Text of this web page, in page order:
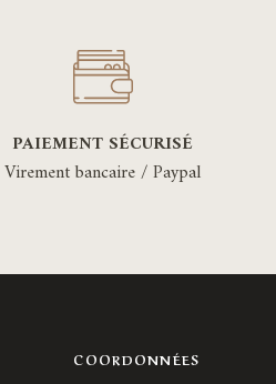
PAIEMENT SÉCURISÉ
Virement bancaire / Paypal
COORDONNÉES